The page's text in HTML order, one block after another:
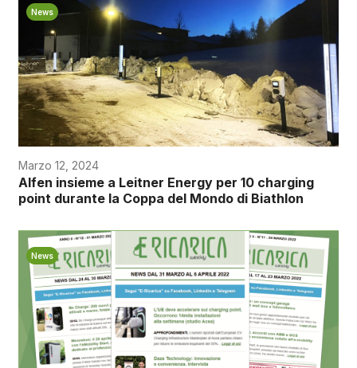
News
Marzo 12, 2024
Alfen insieme a Leitner Energy per 10 charging
point durante la Coppa del Mondo di Biathlon
News